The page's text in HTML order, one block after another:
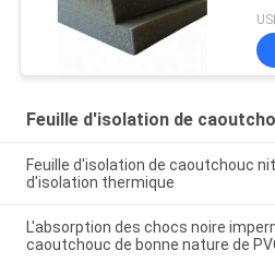
Feuille d'isolation de
Feuille d'isolation de caoutchouc
d'isolation thermique
L'absorption des chocs noire
caoutchouc de bonne nature de